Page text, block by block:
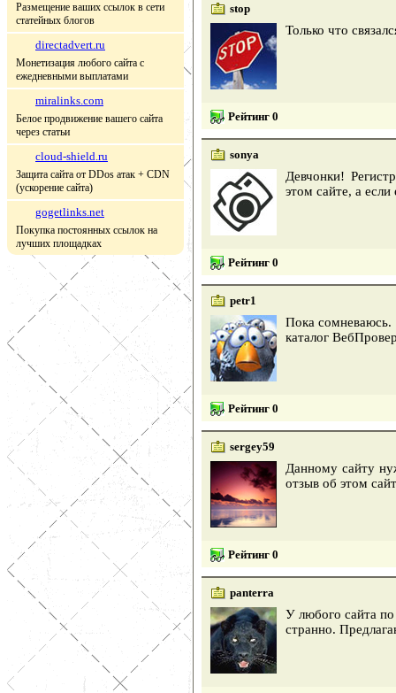
Размещение ваших ссылок в сети
статейных блогов
directadvert.ru
Монетизация любого сайта с
ежедневными выплатами
miralinks.com
Белое продвижение вашего сайта
через статьи
cloud-shield.ru
Защита сайта от DDos атак + CDN
(ускорение сайта)
gogetlinks.net
Покупка постоянных ссылок на
лучших площадках
stop
Только что
Рейтинг 0
sonya
Девчонки!
этом сайте, а
Рейтинг 0
petr1
Пока сомневаюсь.
каталог
Рейтинг 0
sergey59
Данному сайту
отзыв об этом
Рейтинг 0
panterra
У любого сайта по
странно.